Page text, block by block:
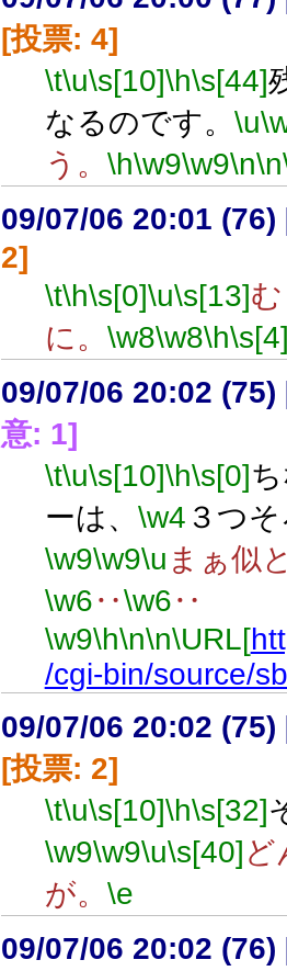
[投票: 4]
\t\u\s[10]\h\s[44]
なるのです。 \u
う。 \h\w9\w9\n\n
09/07/06 20:01 (76)
2]
\t\h\s[0]\u\s[13]
に。 \w8\w8\h
09/07/06 20:02 (75)
意: 1]
\t\u\s[10]\h\s[0]
ーは、 \w4 ３つ
\w9\w9\u まぁ似
\w6‥\w6‥
\w9\h\n\n\URL[
/cgi-bin/source/
09/07/06 20:02 (75)
[投票: 2]
\t\u\s[10]\h\s[32]
\w9\w9\u\s[40]ど
が。 \e
09/07/06 20:02 (76)